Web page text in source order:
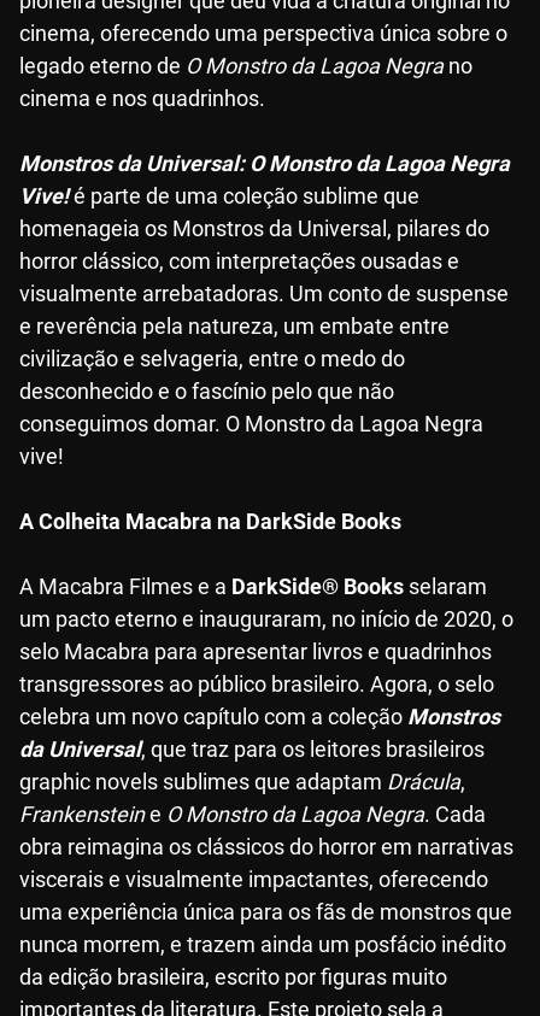
cinema, oferecendo uma perspectiva única sobre o
legado eterno de O Monstro da Lagoa Negrano
cinema e nos quadrinhos.
Monstros da Universal: O Monstro da Lagoa Negra
Vive!é parte de uma coleção sublime que
homenageia os Monstros da Universal, pilares do
horror clássico, com interpretações ousadas e
visualmente arrebatadoras. Um conto de suspense
e reverência pela natureza, um embate entre
civilização e selvageria, entre o medo do
desconhecido e o fascínio pelo que não
conseguimos domar. O Monstro da Lagoa Negra
vive!
A Colheita Macabra na DarkSide Books
A Macabra Filmes e a DarkSide® Books selaram
um pacto eterno e inauguraram, no início de 2020, o
selo Macabra para apresentar livros e quadrinhos
transgressores ao público brasileiro. Agora, o selo
celebra um novo capítulo com a coleção Monstros
da Universal, que traz para os leitores brasileiros
graphic novels sublimes que adaptam Drácula,
Frankensteine O Monstro da Lagoa Negra. Cada
obra reimagina os clássicos do horror em narrativas
viscerais e visualmente impactantes, oferecendo
uma experiência única para os fãs de monstros que
nunca morrem, e trazem ainda um posfácio inédito
da edição brasileira, escrito por figuras muito
importantes da literatura. Este projeto sela a